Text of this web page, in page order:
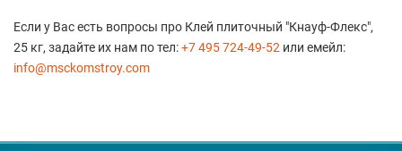
Если у Вас есть вопросы про Клей плиточный "Кнауф-Флекс",
25 кг, задайте их нам по тел:+7 495 724-49-52 или емейл:
info@msckomstroy.com